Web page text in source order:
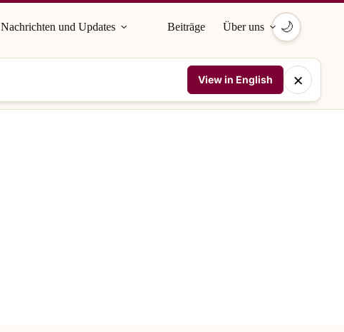
Nachrichten und Updates Beiträge Über uns 🌙
View in English ×